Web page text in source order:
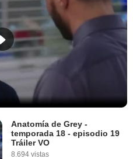
Anatomía de Grey -
temporada 18 - episodio 19
Tráiler VO
8.694 vistas